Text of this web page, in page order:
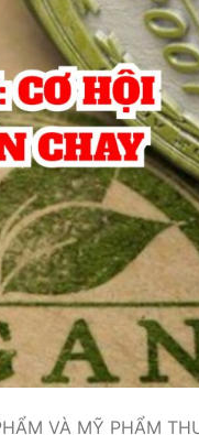
VÀ MỸ PHẨM